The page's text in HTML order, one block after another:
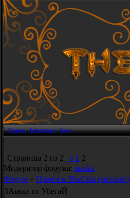
Главная|Регистрация|Вход
Страница 2 из 2 « 1 2
Модератор форума: maska
Форум » Прием в TheClan (антарес)
ЗАявка от УбегаЙ